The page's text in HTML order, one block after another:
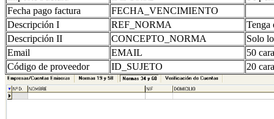
Fecha pago factura
FECHA_VENCIMIENTO
Descripción I
REF_NORMA
Tenga
Descripción II
CONCEPTO_NORMA
Solo
Email
EMAIL
50
Código de proveedor
ID_SUJETO 20